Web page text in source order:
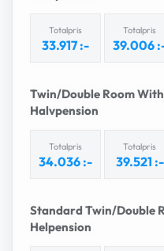
Totalpris
33.917 :-
Totalpris
39.006
Twin/Double Room
Halvpension
Totalpris
34.036 :-
Totalpris
39.521 :-
Standard Twin/Double
Helpension